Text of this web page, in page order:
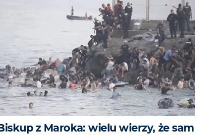
z Maroka: wielu wierzy, że sam